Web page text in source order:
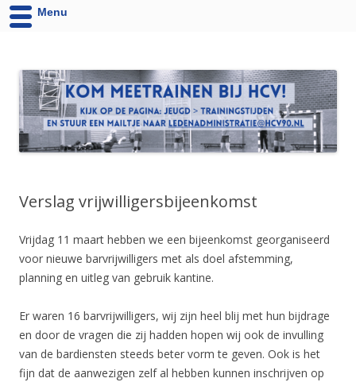
Verslag vrijwilligersbijeenkomst
Vrijdag 11 maart hebben we een bijeenkomst georganiseerd
voor nieuwe barvrijwilligers met als doel afstemming,
planning en uitleg van gebruik kantine.
Er waren 16 barvrijwilligers, wij zijn heel blij met hun bijdrage
en door de vragen die zij hadden hopen wij ook de invulling
van de bardiensten steeds beter vorm te geven. Ook is het
fijn dat de aanwezigen zelf al hebben kunnen inschrijven op
Menu